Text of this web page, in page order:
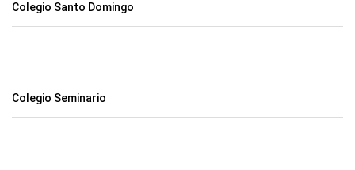
Colegio Santo Domingo
Colegio Seminario